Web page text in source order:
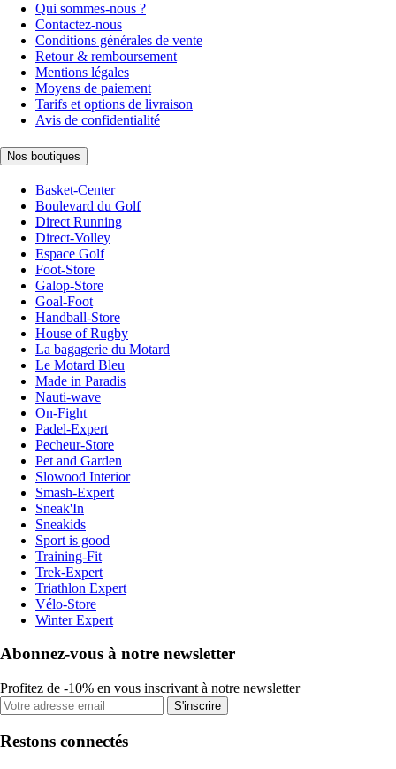
Qui sommes-nous ?
Contactez-nous
Conditions générales de vente
Retour & remboursement
Mentions légales
Moyens de paiement
Tarifs et options de livraison
Avis de confidentialité
Nos boutiques
Basket-Center
Boulevard du Golf
Direct Running
Direct-Volley
Espace Golf
Foot-Store
Galop-Store
Goal-Foot
Handball-Store
House of Rugby
La bagagerie du Motard
Le Motard Bleu
Made in Paradis
Nauti-wave
On-Fight
Padel-Expert
Pecheur-Store
Pet and Garden
Slowood Interior
Smash-Expert
Sneak'In
Sneakids
Sport is good
Training-Fit
Trek-Expert
Triathlon Expert
Vélo-Store
Winter Expert
Abonnez-vous à notre newsletter
Profitez de -10% en vous inscrivant à notre newsletter
S'inscrire
Restons connectés